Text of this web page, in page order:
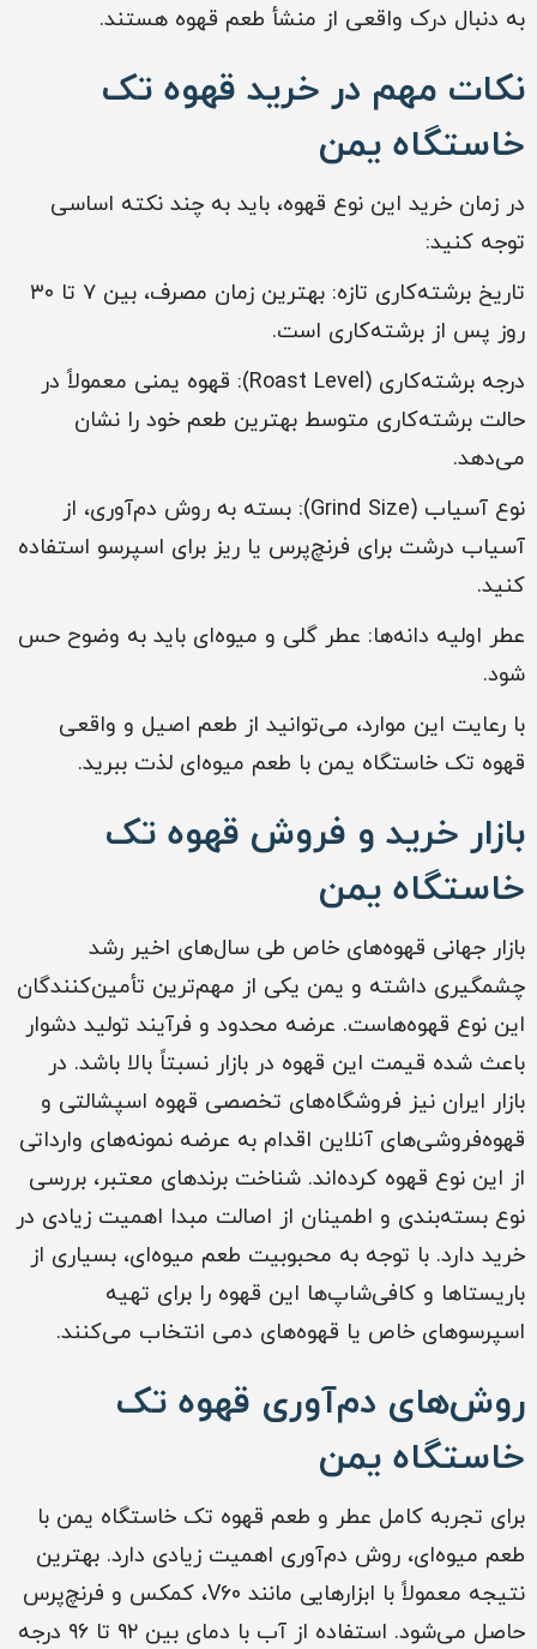
به دنبال درک واقعی از منشأ طعم قهوه هستند.
نکات مهم در خرید قهوه تک
خاستگاه یمن
در زمان خرید این نوع قهوه، باید به چند نکته اساسی
توجه کنید:
تاریخ برشته‌کاری تازه: بهترین زمان مصرف، بین ۷ تا ۳۰
روز پس از برشته‌کاری است.
درجه برشته‌کاری (Roast Level): قهوه یمنی معمولاً در
حالت برشته‌کاری متوسط بهترین طعم خود را نشان
می‌دهد.
نوع آسیاب (Grind Size): بسته به روش دم‌آوری، از
آسیاب درشت برای فرنچ‌پرس یا ریز برای اسپرسو استفاده
کنید.
عطر اولیه دانه‌ها: عطر گلی و میوه‌ای باید به وضوح حس
شود.
با رعایت این موارد، می‌توانید از طعم اصیل و واقعی
قهوه تک خاستگاه یمن با طعم میوه‌ای لذت ببرید.
بازار خرید و فروش قهوه تک
خاستگاه یمن
بازار جهانی قهوه‌های خاص طی سال‌های اخیر رشد
چشمگیری داشته و یمن یکی از مهم‌ترین تأمین‌کنندگان
این نوع قهوه‌هاست. عرضه محدود و فرآیند تولید دشوار
باعث شده قیمت این قهوه در بازار نسبتاً بالا باشد. در
بازار ایران نیز فروشگاه‌های تخصصی قهوه اسپشالتی و
قهوه‌فروشی‌های آنلاین اقدام به عرضه نمونه‌های وارداتی
از این نوع قهوه کرده‌اند. شناخت برندهای معتبر، بررسی
نوع بسته‌بندی و اطمینان از اصالت مبدا اهمیت زیادی در
خرید دارد. با توجه به محبوبیت طعم میوه‌ای، بسیاری از
باریستاها و کافی‌شاپ‌ها این قهوه را برای تهیه
اسپرسوهای خاص یا قهوه‌های دمی انتخاب می‌کنند.
روش‌های دم‌آوری قهوه تک
خاستگاه یمن
برای تجربه کامل عطر و طعم قهوه تک خاستگاه یمن با
طعم میوه‌ای، روش دم‌آوری اهمیت زیادی دارد. بهترین
نتیجه معمولاً با ابزارهایی مانند V60، کمکس و فرنچ‌پرس
حاصل می‌شود. استفاده از آب با دمای بین ۹۲ تا ۹۶ درجه